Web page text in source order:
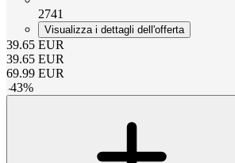
2741
Visualizza i dettagli dell'offerta
39.65 EUR
39.65 EUR
69.99 EUR
-43%